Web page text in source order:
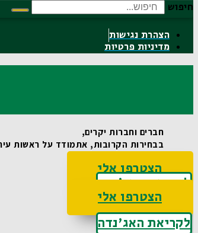
חיפוש
הצהרת נגישות
מדיניות פרטיות
חברים וחברות יקרים,
בבחירות הקרובות, אתמודד על ראשות
הצטרפו אלי
לקריאת האג'נדה
הצטרפו אלי
לקריאת האג'נדה